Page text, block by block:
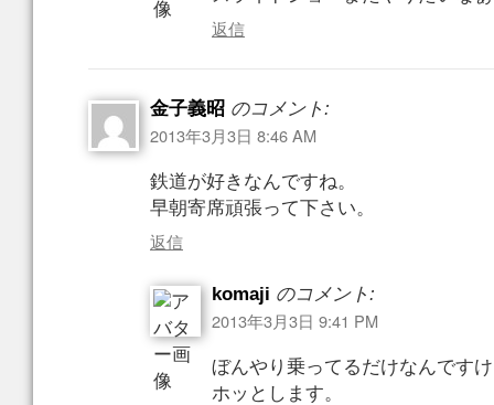
返信
金子義昭 のコメント:
2013年3月3日 8:46 AM
鉄道が好きなんですね。
早朝寄席頑張って下さい。
返信
komaji のコメント:
2013年3月3日 9:41 PM
ぼんやり乗ってるだけなんです
ホッとします。